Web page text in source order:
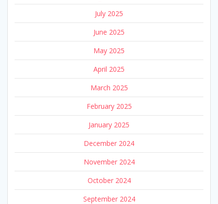
July 2025
June 2025
May 2025
April 2025
March 2025
February 2025
January 2025
December 2024
November 2024
October 2024
September 2024